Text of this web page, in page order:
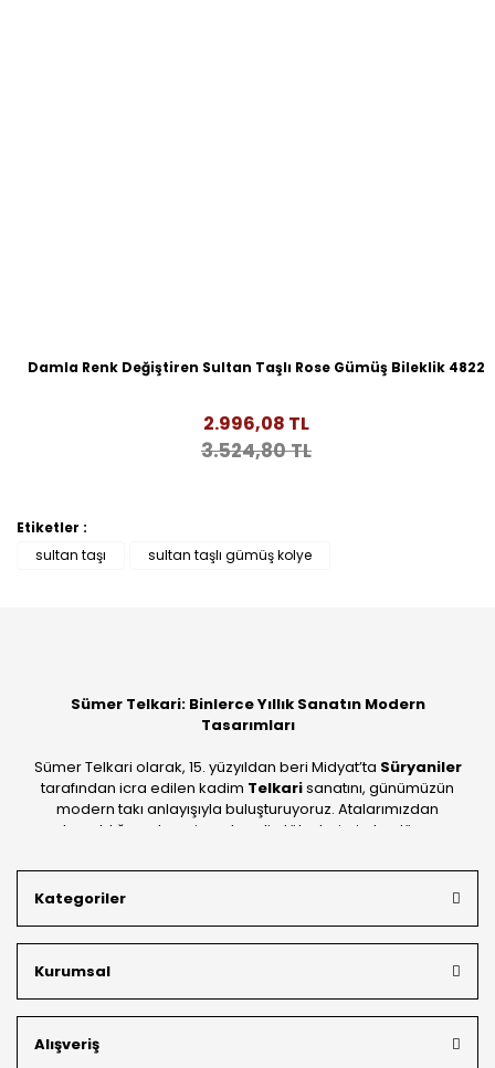
Damla Renk Değiştiren Sultan Taşlı Rose Gümüş Bileklik 4822
2.996,08 TL
3.524,80 TL
Etiketler :
sultan taşı
sultan taşlı gümüş kolye
Sümer Telkari: Binlerce Yıllık Sanatın Modern
Tasarımları
Sümer Telkari olarak, 15. yüzyıldan beri Midyat’ta Süryaniler
tarafından icra edilen kadim Telkarisanatını, günümüzün
modern takı anlayışıyla buluşturuyoruz. Atalarımızdan
devraldığımız bu mirası; kendi atölyelerimizde, dünya
Mardin’in tarihi dokusunu yansıtan geleneksel işlemeleri, her
bütçeye uygun
müşterilerimizin özel siparişlerini benzersiz bir titizlikle
hazırlıyor; köklü geçmişimizi geleceğin takı modasına
güvenle taşıyoruz.
Kategoriler
Kurumsal
Alışveriş